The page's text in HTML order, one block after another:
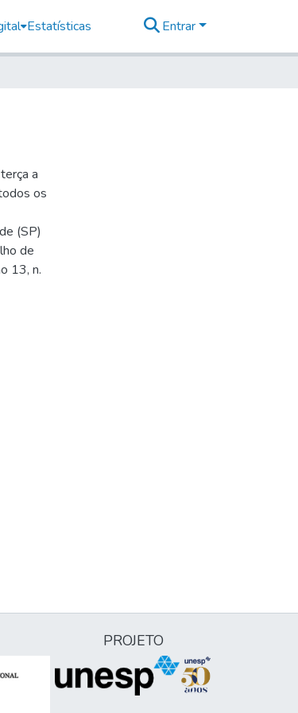
Estatísticas Entrar
a
os
(SP)
de
13, n.
PROJETO